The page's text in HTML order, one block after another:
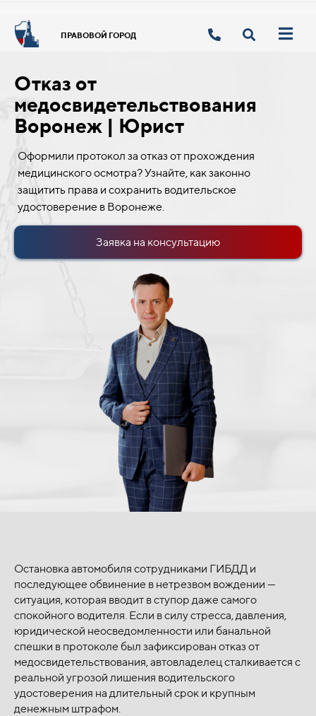
ПРАВОВОЙ ГОРОД
Отказ от
медосвидетельствования
Воронеж | Юрист
Оформили протокол за отказ от прохождения
медицинского осмотра? Узнайте, как законно
защитить права и сохранить водительское
удостоверение в Воронеже.
Заявка на консультацию
Остановка автомобиля сотрудниками ГИБДД и
последующее обвинение в нетрезвом вождении —
ситуация, которая вводит в ступор даже самого
спокойного водителя. Если в силу стресса, давления,
юридической неосведомленности или банальной
спешки в протоколе был зафиксирован отказ от
медосвидетельствования, автовладелец сталкивается с
реальной угрозой лишения водительского
удостоверения на длительный срок и крупным
денежным штрафом.